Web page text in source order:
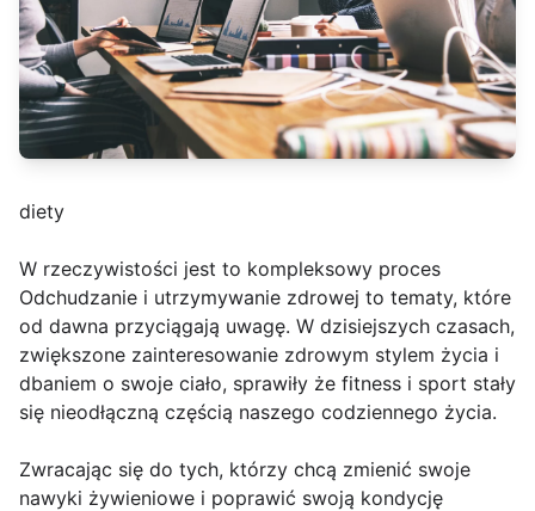
diety
W rzeczywistości jest to kompleksowy proces
Odchudzanie i utrzymywanie zdrowej to tematy, które
od dawna przyciągają uwagę. W dzisiejszych czasach,
zwiększone zainteresowanie zdrowym stylem życia i
dbaniem o swoje ciało, sprawiły że fitness i sport stały
się nieodłączną częścią naszego codziennego życia.
Zwracając się do tych, którzy chcą zmienić swoje
nawyki żywieniowe i poprawić swoją kondycję